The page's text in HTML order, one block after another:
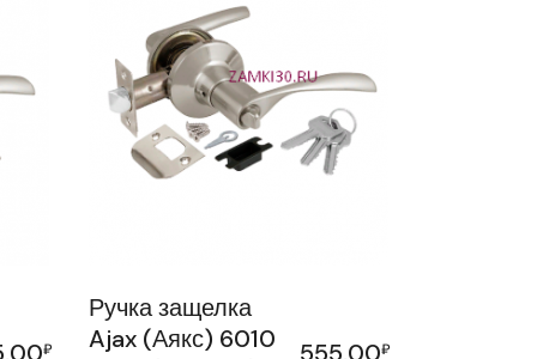
₽
Ручка защелка
Ajax (Аякс) 6010
555,00₽